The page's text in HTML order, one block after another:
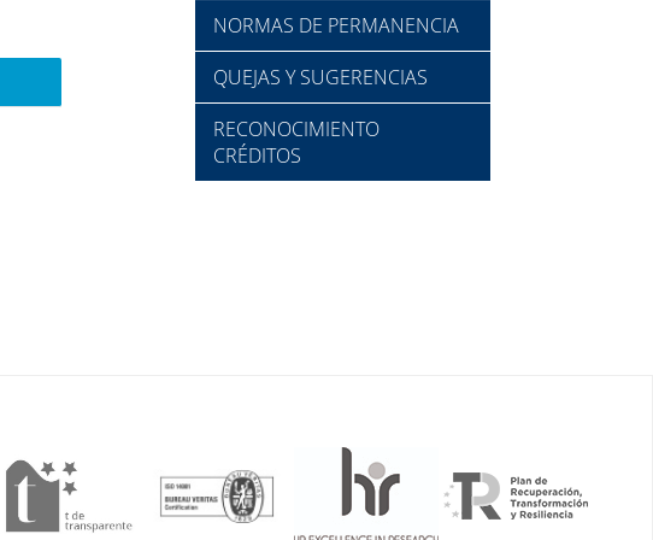
NORMAS DE PERMANENCIA
QUEJAS Y SUGERENCIAS
RECONOCIMIENTO
CRÉDITOS